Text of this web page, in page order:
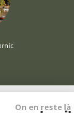
On en reste là